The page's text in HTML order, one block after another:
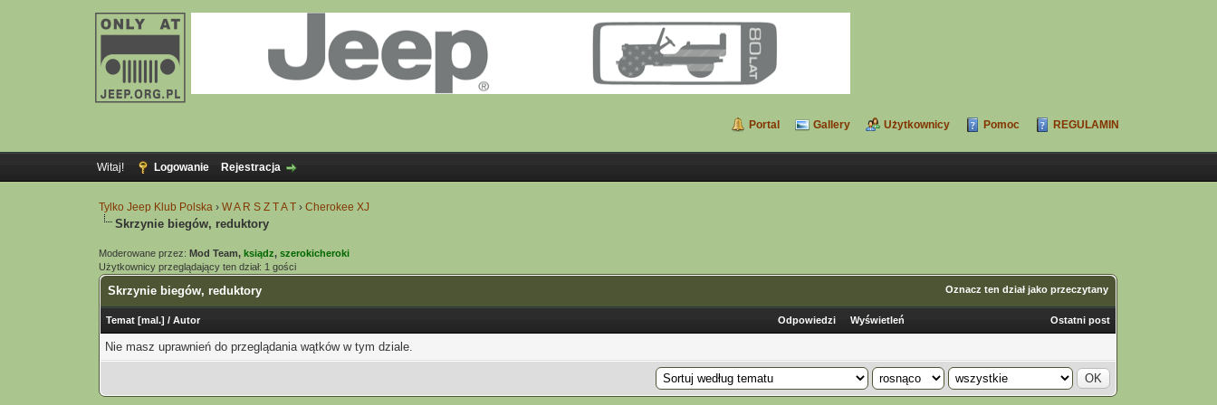
Portal Gallery Użytkownicy Pomoc REGULAMIN
Witaj! Logowanie Rejestracja
Tylko Jeep Klub Polska ›W A R S Z T A T ›Cherokee XJ
Skrzynie biegów, reduktory
Moderowane przez:Mod Team,ksiądz,szerokicheroki
Użytkownicy przeglądający ten dział: 1 gości
Oznacz ten dział jako przeczytany
Skrzynie biegów, reduktory
Temat [mal.] /Autor Odpowiedzi Wyświetleń Ostatni post
Nie masz uprawnień do przeglądania wątków w tym dziale.